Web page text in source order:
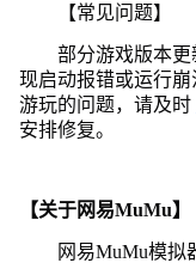
【常见问题】
部分游戏版本更
现启动报错或运行
游玩的问题，请及时
安排修复。
【关于网易MuMu】
网易MuMu模拟